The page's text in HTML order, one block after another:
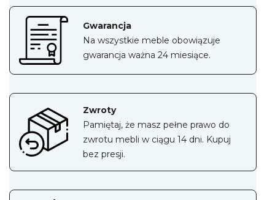
Gwarancja
Na wszystkie meble obowiązuje
gwarancja ważna 24 miesiące.
Zwroty
Pamiętaj, że masz pełne prawo do
zwrotu mebli w ciągu 14 dni. Kupuj
bez presji.